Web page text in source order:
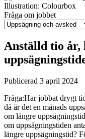
Illustration: Colourbox
Fråga om jobbet
Anställd tio år,
Publicerad 3 april 2024
Fråga:Har jobbat drygt
då är det en månads
om längre
om uppsägnings­tiden
längre uppsägningstid?